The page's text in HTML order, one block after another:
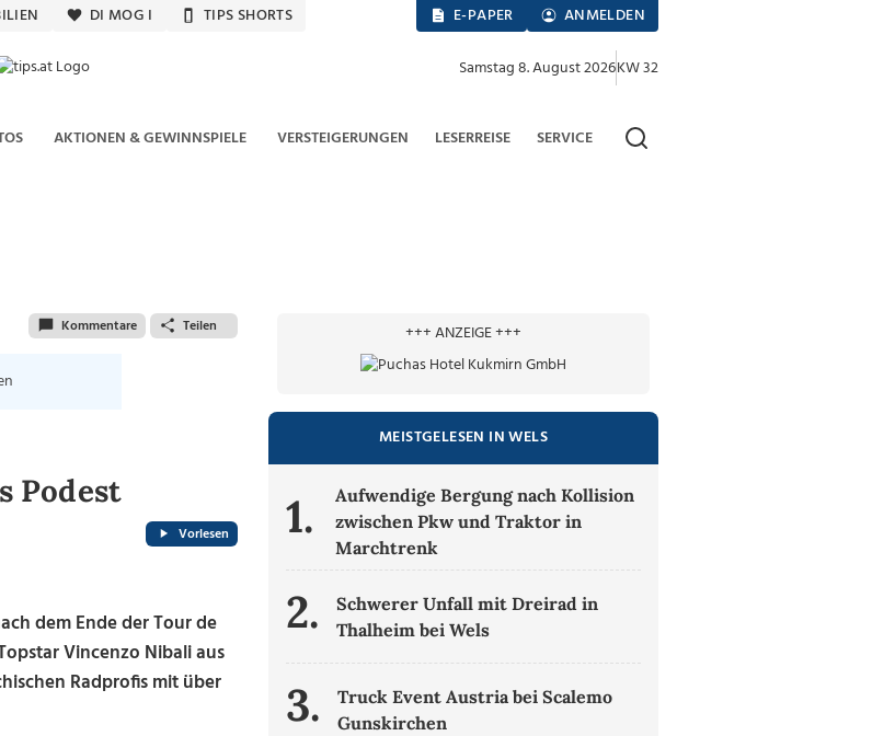
DI MOG I TIPS SHORTS E-PAPER ANMELDEN
Samstag 8. August 2026KW 32
AKTIONEN & GEWINNSPIELE VERSTEIGERUNGEN LESERREISE SERVICE
Kommentare Teilen
Podest
Vorlesen
dem Ende der Tour de
Vincenzo Nibali aus
Radprofis mit über
+++ ANZEIGE +++
MEISTGELESEN IN WELS
1.
Aufwendige Bergung nach Kollision
zwischen Pkw und Traktor in
Marchtrenk
2.
Schwerer Unfall mit Dreirad in
Thalheim bei Wels
3.
Truck Event Austria bei Scalemo
Gunskirchen